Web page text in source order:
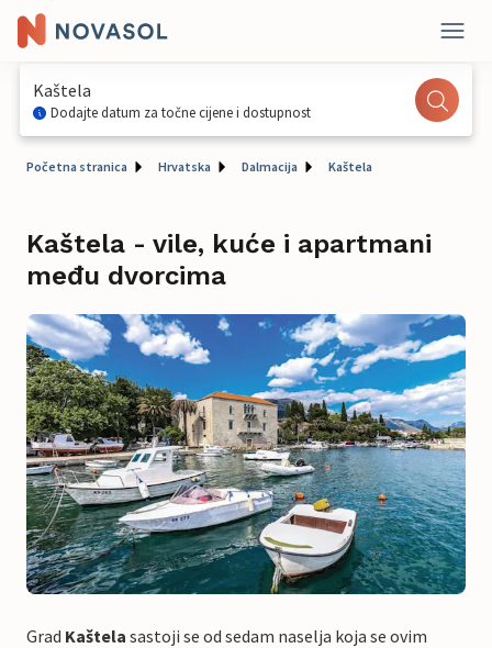
Kaštela
Dodajte datum za točne cijene i dostupnost
Početna stranica Hrvatska Dalmacija Kaštela
Kaštela - vile, kuće i apartmani
među dvorcima
Grad Kaštela sastoji se od sedam naselja koja se ovim